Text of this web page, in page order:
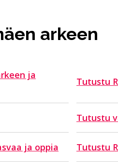
arkeen
ja
Tutustu
Tutustu
ja oppia Tutustu